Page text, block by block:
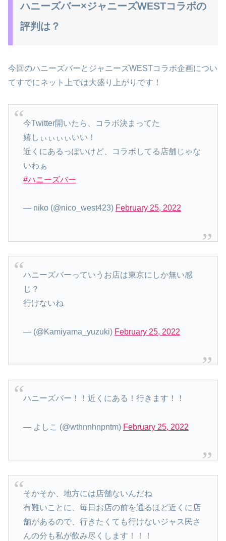
ハニーズバー×ジャニーズWESTコラボの
評判は？
今回のハニーズバーとジャニーズWESTコラボ企画につい
てすでにネット上では大盛り上がりです！
今Twitter開いたら、コラボ決まってた
嬉しぃぃぃぃいい！
近くにあるっぽいけど、コラボしてる店舗じゃな
いわぁ
#ハニーズバー
— niko (@nico_west423) February 25, 2022
ハニーズバーっていうお店は東京にしか無い感
じ？
行けないね
— (@Kamiyama_yuzuki) February 25, 2022
ハニーズバー！！近くにある！行きます！！
— よしこ (@wthnnhnpntm) February 25, 2022
そかそか、地方には店舗ないんだね
有難いことに、毎日お店の前を通るほど近くに店
舗があるので、行きたくても行けないジャス民さ
んの分も私が飲み尽くします！！！